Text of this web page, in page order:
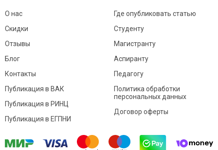
О нас
Скидки
Отзывы
Блог
Контакты
Где опубликовать статью
Студенту
Магистранту
Аспиранту
Педагогу
Публикация в ВАК
Публикация в РИНЦ
Публикация в ЕГПНИ
Политика обработки
персональных данных
Договор оферты